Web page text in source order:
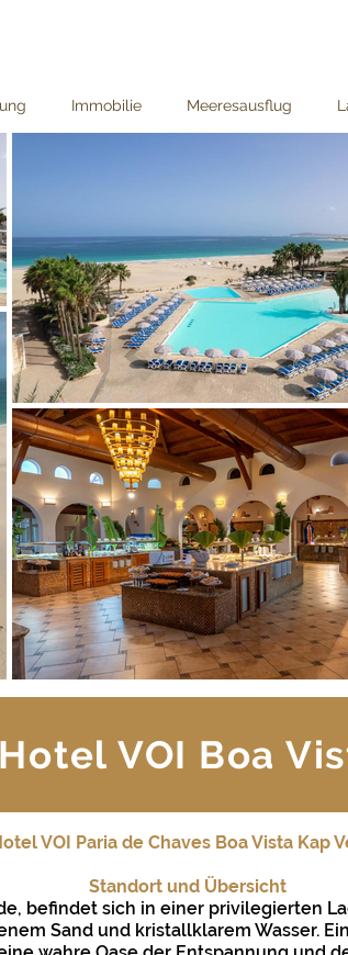
Immobilie Meeresausflug
Hotel VOI Boa
VOI Paria de Chaves Boa Vista Kap
Standort und Übersicht
befindet sich in einer privilegierten
Sand und kristallklarem Wasser.